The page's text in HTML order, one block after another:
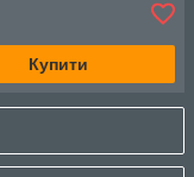
Купити